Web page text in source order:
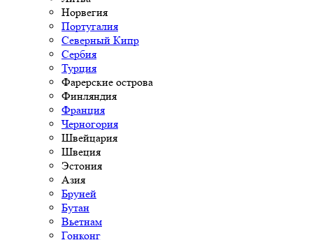
Норвегия
Португалия
Северный Кипр
Сербия
Турция
Фарерские острова
Финляндия
Франция
Черногория
Швейцария
Швеция
Эстония
Азия
Бруней
Бутан
Вьетнам
Гонконг